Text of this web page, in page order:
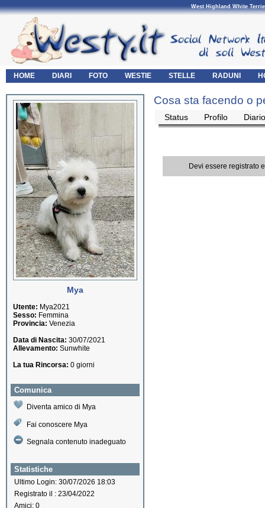
West Highland White
HOME DIARI FOTO WESTIE STELLE RADUNI
Mya
Utente: Mya2021
Sesso: Femmina
Provincia: Venezia
Data di Nascita: 30/07/2021
Allevamento: Sunwhite
La tua Rincorsa: 0 giorni
Comunica
Diventa amico di Mya
Fai conoscere Mya
Segnala contenuto inadeguato
Statistiche
Ultimo Login: 30/07/2026 18:03
Registrato il : 23/04/2022
Amici: 0
Cosa sta facendo o
Status Profilo Diario
Devi essere registrato